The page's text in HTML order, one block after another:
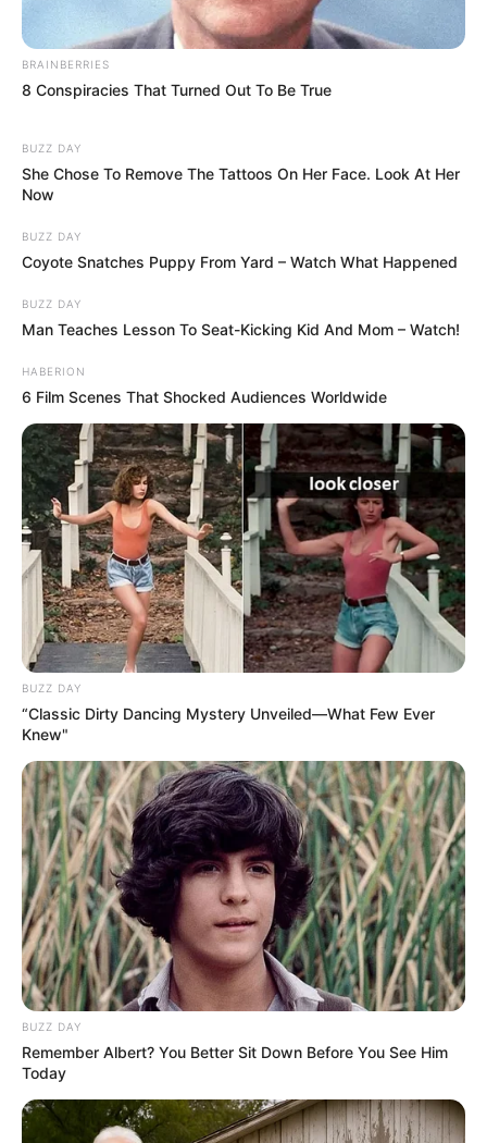
A megye név visszahozása önmagában még nem
old meg semmit. De ha jogkörök, pénzügyi
garanciák és valódi helyi mozgástér társul mellé,
akkor ez lehet az új kormány egyik legfontosabb
A Fidesz-korszak egyik jelképe a főispán volt. A
Tisza-kormány egyik első nagy jelképes szakítása
pedig az lehet, hogy kimondja: Magyarországnak
szüksége, hanem erős, működő, felelős
BRAINBERRIES
8 Conspiracies That Turned Out To Be True
BUZZ DAY
She Chose To Remove The Tattoos On Her Face. Look At Her
Now
BUZZ DAY
Coyote Snatches Puppy From Yard – Watch What Happened
BUZZ DAY
Man Teaches Lesson To Seat-Kicking Kid And Mom – Watch!
HABERION
6 Film Scenes That Shocked Audiences Worldwide
BUZZ DAY
“Classic Dirty Dancing Mystery Unveiled—What Few Ever
Knew"
BUZZ DAY
Remember Albert? You Better Sit Down Before You See Him
Today